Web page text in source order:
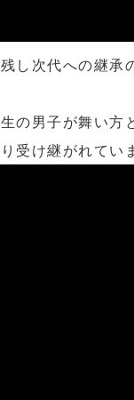
し次代への継承
の男子が舞い方
受け継がれてい